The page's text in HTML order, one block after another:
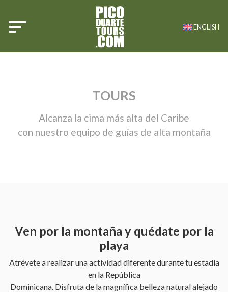
ENGLISH
TOURS
Alcanza la cima más alta del Caribe
con nuestro equipo de guías de alta montaña
Ven por la montaña y quédate por la
playa
Atrévete a realizar una actividad diferente durante tu estadía
en la República
Dominicana. Disfruta de la magnífica belleza natural alejado